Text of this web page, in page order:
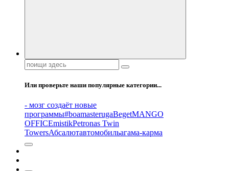
Поиск:
Или проверьте наши популярные категории...
- мозг создаёт новые
программы#boamasterugaBegetMANGO
OFFICEmistikPetronas Twin
TowersАбсалютавтомобильагама-карма